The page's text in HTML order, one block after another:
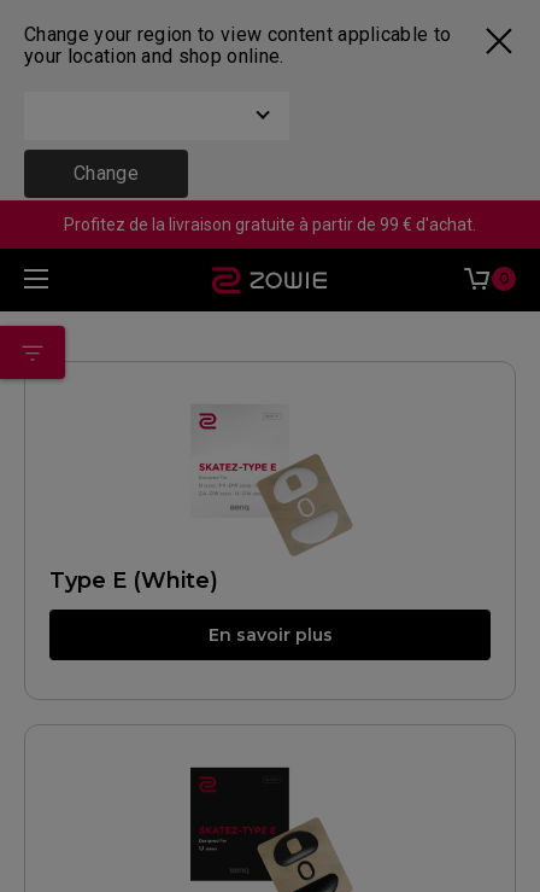
Change your region to view content applicable to
your location and shop online.
Change
Profitez de la livraison gratuite à partir de 99 € d'achat.
0
Type E (White)
En savoir plus